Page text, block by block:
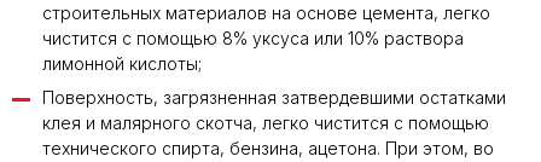
строительных материалов на основе цемента, легко
чистится с помощью 8% уксуса или 10% раствора
лимонной кислоты;
Поверхность, загрязненная затвердевшими остатками
клея и малярного скотча, легко чистится с помощью
технического спирта, бензина, ацетона. При этом, во